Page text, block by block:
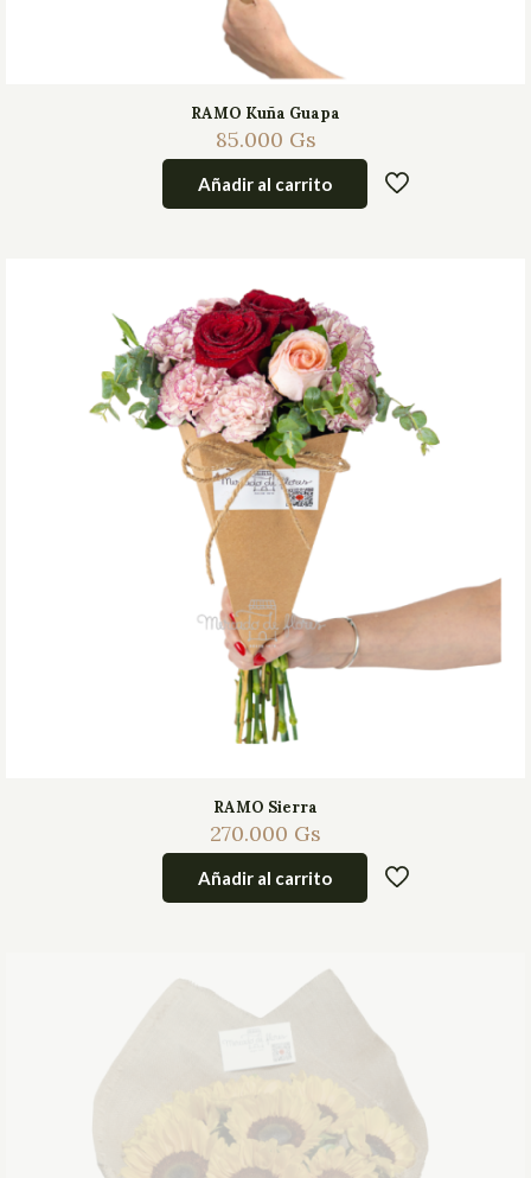
RAMO Kuña Guapa
85.000 Gs
Añadir al carrito
RAMO Sierra
270.000 Gs
Añadir al carrito